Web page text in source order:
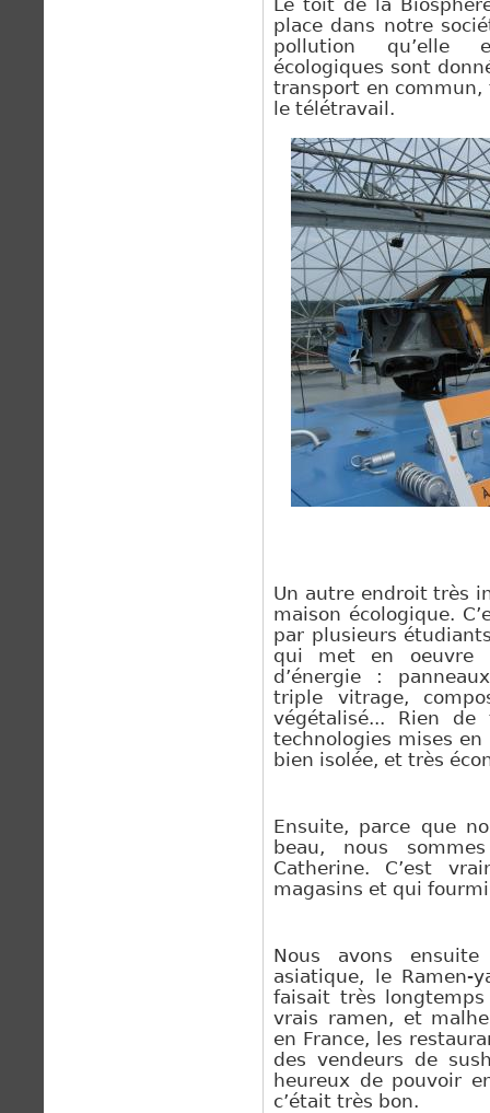
Le toit de la
place dans notre
pollution qu’elle
écologiques sont
transport en
le télétravail.
Un autre endroit très
maison écologique.
par plusieurs
qui met en oeuvre
d’énergie : panneaux
triple vitrage,
végétalisé... Rien
technologies mises
bien isolée, et très
Ensuite, parce que
beau, nous
Catherine. C’est
magasins et qui
Nous avons
asiatique, le
faisait très
vrais ramen, et
en France, les
des vendeurs de
heureux de pouvoir
c’était très bon.